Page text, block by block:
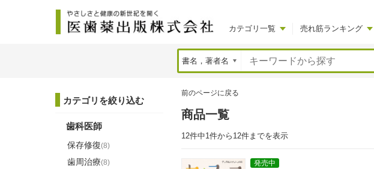
カテゴリ一覧 売れ筋ランキング
前のページに戻る
商品一覧
12件中1件から12件までを表示
発売中
カテゴリを絞り込む
歯科医師
保存修復(8)
歯周治療(8)